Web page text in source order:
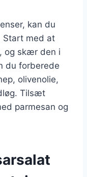
kan du
Start med at
og skær den i
du forberede
olivenolie,
Tilsæt
parmesan og